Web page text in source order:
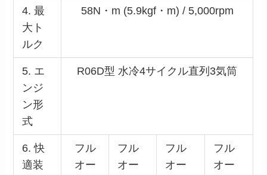
4. 最
大ト
ルク
58N・m (5.9kgf・m) / 5,000rpm
5. エ
ンジ
ン形
式
R06D型 水冷4サイクル直列3気筒
6. 快
適装
フル
オー
フル
オー
フル
オー
フル
オー